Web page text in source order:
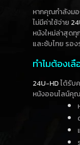
หากคุณกำลังมอ
ไม่มีค่าใช้จ่าย
หนังใหม่ล่าสุด
และซับไทย รอ
ทำไมต้องเ
24U-HDได้รับ
หนังออนไลน์คุณ